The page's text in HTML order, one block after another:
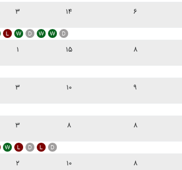
۳ ۱۴ ۶
۱ ۱۵ ۸
۳ ۱۰ ۹
۳ ۸ ۸
۲ ۱۰ ۸